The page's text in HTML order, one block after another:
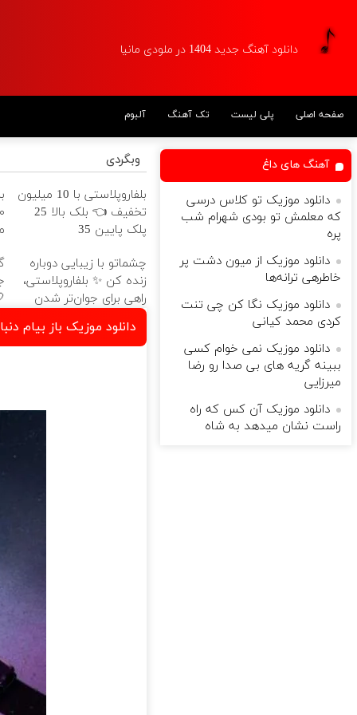
دانلود آهنگ جدید 1404 در ملودی مانیا
صفحه اصلی پلی لیست تک آهنگ آلبوم
وبگردی
بلفاروپلاستی با 10 میلیون
تخفیف 👈 بلک بالا 25
پلک پایین 35
چشماتو با زیبایی دوباره
زنده کن ✨ بلفاروپلاستی،
راهی برای جوان‌تر شدن
دانلود موزیک باز بیام
آهنگ های داغ
دانلود موزیک تو کلاس درسی
که معلمش تو بودی شهرام شب
پره
دانلود موزیک ‫از ﻣﻴﻮن دﺷﺖ ﭘﺮ
ﺧﺎﻃﺮهی ﺗﺮاﻧﻪﻫﺎ
دانلود موزیک نگا کن چی تنت
کردی محمد کیانی
دانلود موزیک نمی خوام کسی
ببینه گریه های بی صدا رو رضا
میرزایی
دانلود موزیک آن کس که راه
راست نشان میدهد به شاه